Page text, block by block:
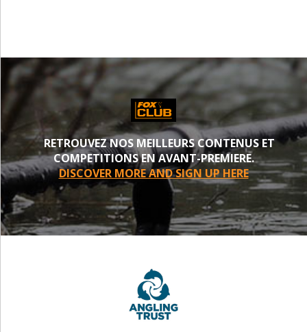
RETROUVEZ NOS MEILLEURS CONTENUS ET
COMPETITIONS EN AVANT-PREMIERE.
DISCOVER MORE AND SIGN UP HERE